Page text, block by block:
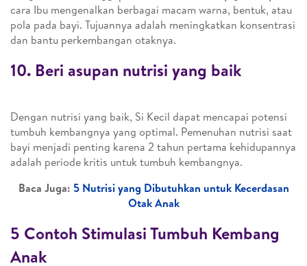
cara Ibu mengenalkan berbagai macam warna, bentuk, atau
pola pada bayi. Tujuannya adalah meningkatkan konsentrasi
dan bantu perkembangan otaknya.
10. Beri asupan nutrisi yang baik
Dengan nutrisi yang baik, Si Kecil dapat mencapai potensi
tumbuh kembangnya yang optimal. Pemenuhan nutrisi saat
bayi menjadi penting karena 2 tahun pertama kehidupannya
adalah periode kritis untuk tumbuh kembangnya.
Baca Juga: 5 Nutrisi yang Dibutuhkan untuk Kecerdasan
Otak Anak
5 Contoh Stimulasi Tumbuh Kembang
Anak